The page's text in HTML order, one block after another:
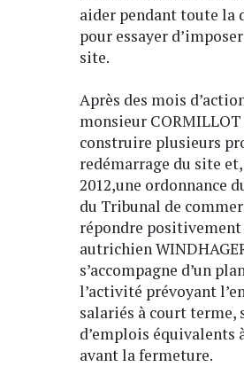
aider pendant toute la
pour essayer
site.
Après des mois
monsieur
construire plusieurs
redémarrage du site
2012,une ordonnance
du Tribunal de
répondre positivement
autrichien
s’accompagne d’un
l’activité prévoyant
salariés à court terme,
d’emplois
avant la fermeture.